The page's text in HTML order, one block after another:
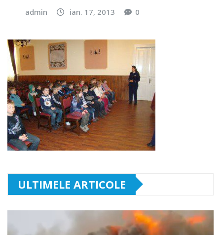
admin ian. 17, 2013 0
ULTIMELE ARTICOLE